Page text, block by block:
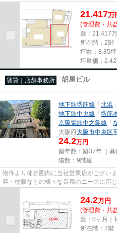
尚、弊社ではおとり広告は一切...
21.417万
(管理費・共
敷：21.417
所在階：2階
坪数：8.85
坪単価： 2.42
賃貸｜店舗事務所 胡屋ビル
地下鉄堺筋線 「北浜
地下鉄中央線 「堺筋
京阪電鉄中之島線 「
大阪府大阪市中央区
24.2万円
築年数：築37年 ｜募
階数：9階建
物件より徒歩圏内に当社営業店がござい
容・物販などの様々な業種のニーズに応
尚、弊社ではおとり広告は一切...
24.2万円
(管理費・共
敷：0ヶ月｜
所在階：7階